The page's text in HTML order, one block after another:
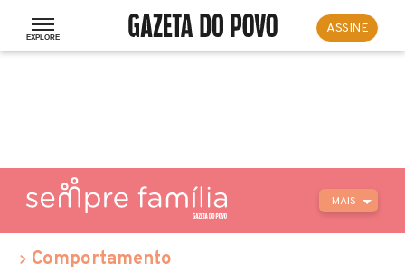
ASSINE
MAIS
Comportamento